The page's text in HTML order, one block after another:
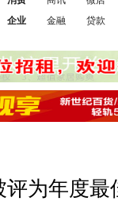
企业
金融
贷款
评为年度最